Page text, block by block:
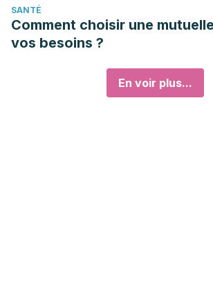
SANTÉ
Comment choisir une
vos besoins ?
En voir plus...